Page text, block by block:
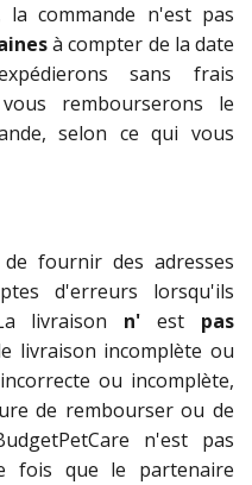
commande n'est pas
à compter de la date
sans frais
rembourserons le
selon ce qui vous
fournir des adresses
d'erreurs lorsqu'ils
livraison n' est pas
livraison incomplète ou
ou incomplète,
de rembourser ou de
n'est pas
fois que le partenaire